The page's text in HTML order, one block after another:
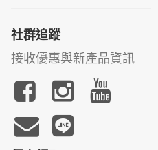
社群追蹤
接收優惠與新產品資訊